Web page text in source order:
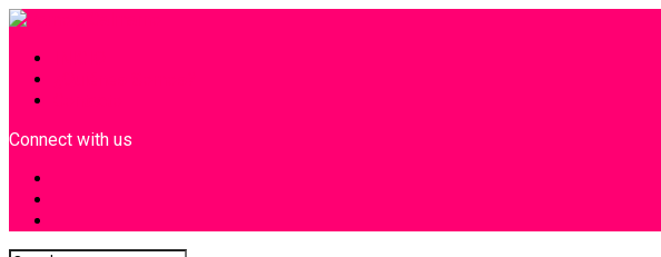
Connect with us